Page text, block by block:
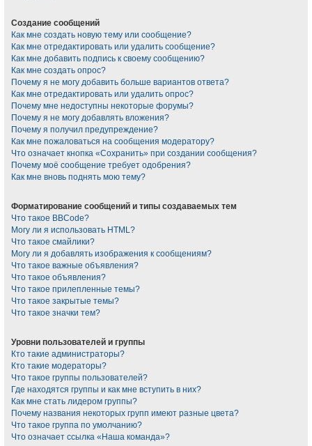
Создание сообщений
Как мне создать новую тему или сообщение?
Как мне отредактировать или удалить сообщение?
Как мне добавить подпись к своему сообщению?
Как мне создать опрос?
Почему я не могу добавить больше вариантов ответа?
Как мне отредактировать или удалить опрос?
Почему мне недоступны некоторые форумы?
Почему я не могу добавлять вложения?
Почему я получил предупреждение?
Как мне пожаловаться на сообщения модератору?
Что означает кнопка «Сохранить» при создании сообщения?
Почему моё сообщение требует одобрения?
Как мне вновь поднять мою тему?
Форматирование сообщений и типы создаваемых тем
Что такое BBCode?
Могу ли я использовать HTML?
Что такое смайлики?
Могу ли я добавлять изображения к сообщениям?
Что такое важные объявления?
Что такое объявления?
Что такое прилепленные темы?
Что такое закрытые темы?
Что такое значки тем?
Уровни пользователей и группы
Кто такие администраторы?
Кто такие модераторы?
Что такое группы пользователей?
Где находятся группы и как мне вступить в них?
Как мне стать лидером группы?
Почему названия некоторых групп имеют разные цвета?
Что такое группа по умолчанию?
Что означает ссылка «Наша команда»?